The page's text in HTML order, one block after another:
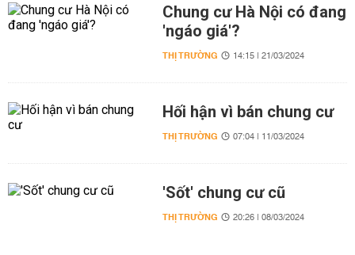
Chung cư Hà Nội có đang
'ngáo giá'?
THỊ TRƯỜNG 14:15 | 21/03/2024
Hối hận vì bán chung cư
THỊ TRƯỜNG 07:04 | 11/03/2024
'Sốt' chung cư cũ
THỊ TRƯỜNG 20:26 | 08/03/2024